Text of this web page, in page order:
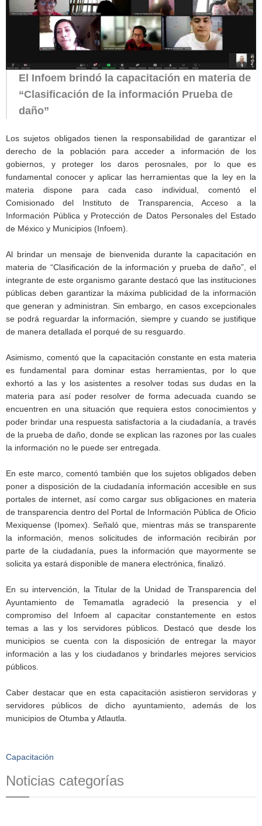
El Infoem brindó la capacitación en materia de
“Clasificación de la información Prueba de
daño”
Los sujetos obligados tienen la responsabilidad de garantizar el
derecho de la población para acceder a información de los
gobiernos, y proteger los daros perosnales, por lo que es
fundamental conocer y aplicar las herramientas que la ley en la
materia dispone para cada caso individual, comentó el
Comisionado del Instituto de Transparencia, Acceso a la
Información Pública y Protección de Datos Personales del Estado
de México y Municipios (Infoem).
Al brindar un mensaje de bienvenida durante la capacitación en
materia de “Clasificación de la información y prueba de daño”, el
integrante de este organismo garante destacó que las instituciones
públicas deben garantizar la máxima publicidad de la información
que generan y administran. Sin embargo, en casos excepcionales
se podrá reguardar la información, siempre y cuando se justifique
de manera detallada el porqué de su resguardo.
Asimismo, comentó que la capacitación constante en esta materia
es fundamental para dominar estas herramientas, por lo que
exhortó a las y los asistentes a resolver todas sus dudas en la
materia para así poder resolver de forma adecuada cuando se
encuentren en una situación que requiera estos conocimientos y
poder brindar una respuesta satisfactoria a la ciudadanía, a través
de la prueba de daño, donde se explican las razones por las cuales
la información no le puede ser entregada.
En este marco, comentó también que los sujetos obligados deben
poner a disposición de la ciudadanía información accesible en sus
portales de internet, así como cargar sus obligaciones en materia
de transparencia dentro del Portal de Información Pública de Oficio
Mexiquense (Ipomex). Señaló que, mientras más se transparente
la información, menos solicitudes de información recibirán por
parte de la ciudadanía, pues la información que mayormente se
solicita ya estará disponible de manera electrónica, finalizó.
En su intervención, la Titular de la Unidad de Transparencia del
Ayuntamiento de Temamatla agradeció la presencia y el
compromiso del Infoem al capacitar constantemente en estos
temas a las y los servidores públicos. Destacó que desde los
municipios se cuenta con la disposición de entregar la mayor
información a las y los ciudadanos y brindarles mejores servicios
públicos.
Caber destacar que en esta capacitación asistieron servidoras y
servidores públicos de dicho ayuntamiento, además de los
municipios de Otumba y Atlautla.
Capacitación
Noticias categorías